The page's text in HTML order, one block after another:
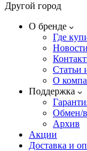
Другой город
О бренде
Где
Новости
Статьи
О
Поддержка
Обмен/
Архив
Акции
Доставка и